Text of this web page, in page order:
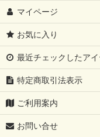
マイページ
お気に入り
最近チェックしたアイ
特定商取引法表示
ご利用案内
お問い合せ